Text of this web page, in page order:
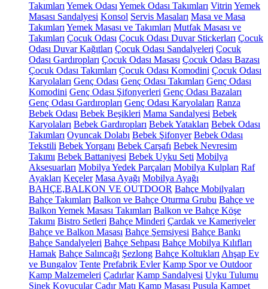
Takımları Yemek Odası Yemek Odası Takımları Vitrin Yemek
Masası Sandalyesi Konsol Servis Masaları Masa ve Masa
Takımları Yemek Masası ve Takımları Mutfak Masası ve
Takımları Çocuk Odası Çocuk Odası Duvar Stickerları Çocuk
Odası Duvar Kağıtları Çocuk Odası Sandalyeleri Çocuk
Odası Gardıropları Çocuk Odası Masası Çocuk Odası Bazası
Çocuk Odası Takımları Çocuk Odası Komodini Çocuk Odası
Karyolaları Genç Odası Genç Odası Takımları Genç Odası
Komodini Genç Odası Şifonyerleri Genç Odası Bazaları
Genç Odası Gardıropları Genç Odası Karyolaları Ranza
Bebek Odası Bebek Beşikleri Mama Sandalyesi Bebek
Karyolaları Bebek Gardıropları Bebek Yatakları Bebek Odası
Takımları Oyuncak Dolabı Bebek Şifonyer Bebek Odası
Tekstili Bebek Yorganı Bebek Çarşafı Bebek Nevresim
Takımı Bebek Battaniyesi Bebek Uyku Seti Mobilya
Aksesuarları Mobilya Yedek Parçaları Mobilya Kulpları Raf
Ayakları Keçeler Masa Ayağı Mobilya Ayağı
BAHÇE,BALKON VE OUTDOOR Bahçe Mobilyaları
Bahçe Takımları Balkon ve Bahçe Oturma Grubu Bahçe ve
Balkon Yemek Masası Takımları Balkon ve Bahçe Köşe
Takımı Bistro Setleri Bahçe Minderi Çardak ve Kameriyeler
Bahçe ve Balkon Masası Bahçe Şemsiyesi Bahçe Bankı
Bahçe Sandalyeleri Bahçe Sehpası Bahçe Mobilya Kılıfları
Hamak Bahçe Salıncağı Şezlong Bahçe Koltukları Ahşap Ev
ve Bungalov Tente Prefabrik Evler Kamp Spor ve Outdoor
Kamp Malzemeleri Çadırlar Kamp Sandalyesi Uyku Tulumu
Sinek Kovucular Çadır Matı Kamp Masası Pusula Kampet